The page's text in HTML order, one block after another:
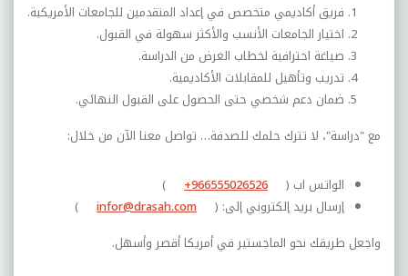
فريق أكاديمي متخصص في إعداد المتقدمين للجامعات الأمريكية.
اختيار الجامعات الأنسب والأكثر سهولة في القبول.
صياغة احترافية لخطاب الغرض من الدراسة.
تدريب وتأهيل للمقابلات الأكاديمية.
ضمان دعم شخصي حتى الحصول على القبول النهائي.
مع "دراسة"، لا تترك حلمك للصدفة… تواصل معنا الآن من خلال:
الواتس اب ( +966555026526
)
إرسال بريد إلكتروني إلى: (
infor@drasah.com
)
واجعل طريقك نحو الماجستير في أمريكا أقصر وأسهل.